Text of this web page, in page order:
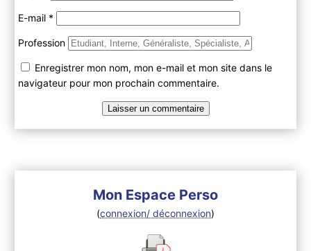
E-mail *
Profession
Enregistrer mon nom, mon e-mail et mon site dans le
navigateur pour mon prochain commentaire.
Mon Espace Perso
(connexion/ déconnexion)